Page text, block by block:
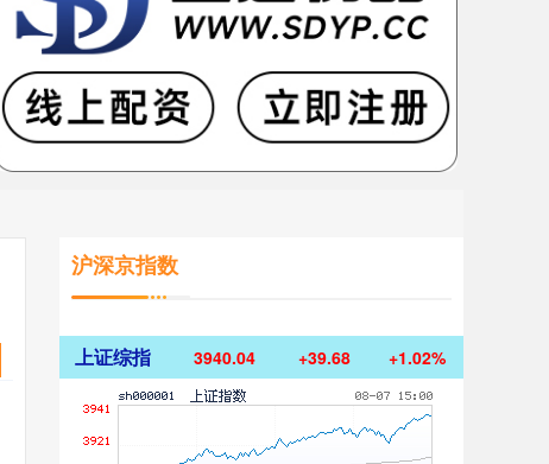
沪深京指数
上证综指 3940.04 +39.68 +1.02%